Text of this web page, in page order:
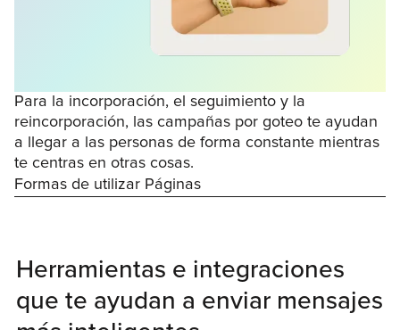
Para la incorporación, el seguimiento y la
reincorporación, las campañas por goteo te ayudan
a llegar a las personas de forma constante mientras
te centras en otras cosas.
Formas de utilizar Páginas
Herramientas e integraciones
que te ayudan a enviar mensajes